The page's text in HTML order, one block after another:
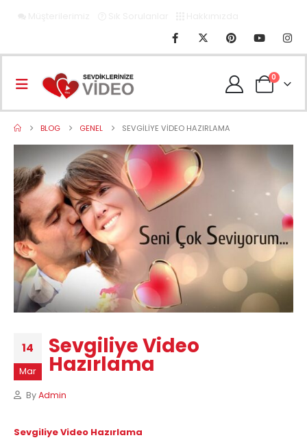
0
BLOG GENEL SEVGILIYE VIDEO HAZIRLAMA
14
Mar
Sevgiliye Video
Hazırlama
ByAdmin
Sevgiliye Video Hazırlama